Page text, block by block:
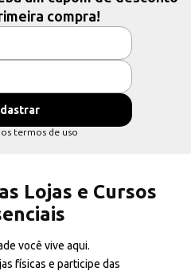
compra!
termos de uso
Lojas e Cursos
você vive aqui.
físicas e participe das